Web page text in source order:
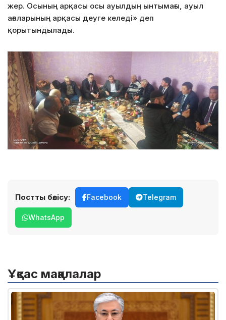
жер. Осының арқасы осы ауылдың ынтымағы, ауыл
ағаларының арқасы деуге келеді» деп
қорытындылады.
Постты бөлісу: Facebook Telegram
WhatsApp
Ұқсас мақалалар